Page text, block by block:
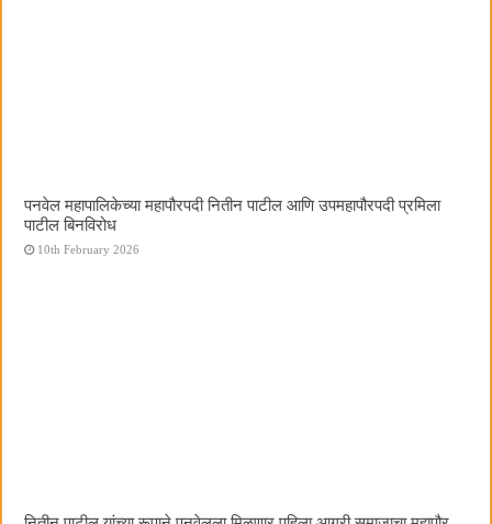
पनवेल महापालिकेच्या महापौरपदी नितीन पाटील आणि उपमहापौरपदी प्रमिला
पाटील बिनविरोध
10th February 2026